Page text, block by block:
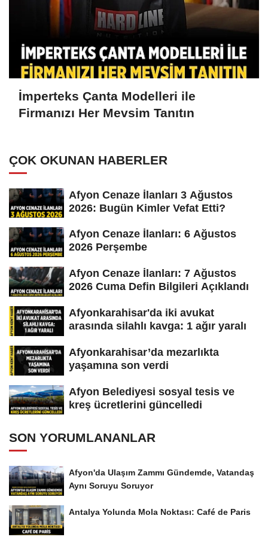
İmperteks Çanta Modelleri ile
Firmanızı Her Mevsim Tanıtın
ÇOK OKUNAN HABERLER
Afyon Cenaze İlanları 3 Ağustos
2026: Bugün Kimler Vefat Etti?
Afyon Cenaze İlanları: 6 Ağustos
2026 Perşembe
Afyon Cenaze İlanları: 7 Ağustos
2026 Cuma Defin Bilgileri Açıklandı
Afyonkarahisar'da iki avukat
arasında silahlı kavga: 1 ağır yaralı
Afyonkarahisar’da mezarlıkta
yaşamına son verdi
Afyon Belediyesi sosyal tesis ve
kreş ücretlerini güncelledi
SON YORUMLANANLAR
Afyon'da Ulaşım Zammı Gündemde, Vatandaş
Aynı Soruyu Soruyor
Antalya Yolunda Mola Noktası: Café de Paris